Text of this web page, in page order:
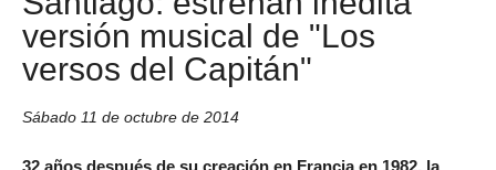
versión musical de "Los
versos del Capitán"
Sábado 11 de octubre de 2014
32 años después de su creación en Francia en 1982, la